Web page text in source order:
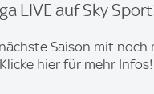
LIVE auf Sky
Saison mit noch
hier für mehr Infos!